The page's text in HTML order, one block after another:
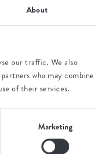
About
our traffic. We also
who may combine
of their services.
Marketing